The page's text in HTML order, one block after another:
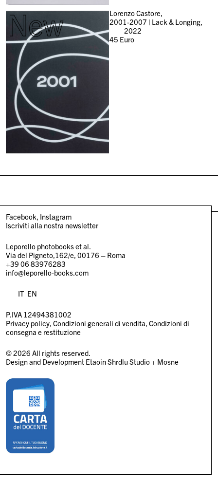
New
Lorenzo Castore,
2001-2007 | Lack & Longing,
2022
45 Euro
Facebook Instagram
Iscriviti alla nostra newsletter
Leporello photobooks et al.
Via del Pigneto,162/e, 00176 – Roma
+39 06 83976283
info@leporello-books.com
IT EN
P.IVA 12494381002
Privacy policy Condizioni generali di vendita Condizioni di
consegna e restituzione
© 2026 All rights reserved.
Design and Development Etaoin Shrdlu Studio+ Mosne